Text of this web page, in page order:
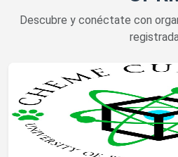
Descubre y conéctate con
Ver detalles de ChemE Cube